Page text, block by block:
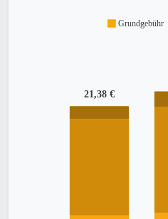
21,38 €
Grundgebühr